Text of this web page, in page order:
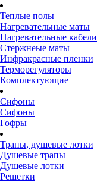
Теплые полы
Нагревательные маты
Нагревательные кабели
Стержнеые маты
Инфракрасные пленки
Терморегуляторы
Комплектующие
Сифоны
Сифоны
Гофры
Трапы, душевые лотки
Душевые трапы
Душевые лотки
Решетки